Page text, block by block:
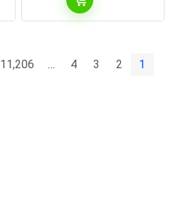
1
2
3
4
…
11,206